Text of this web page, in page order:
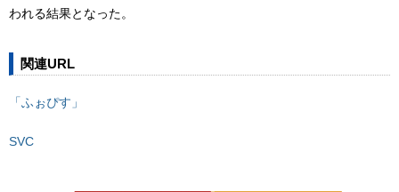
われる結果となった。
関連URL
「ふぉぴす」
SVC